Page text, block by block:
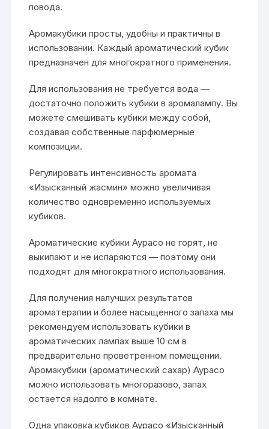
повода.
Аромакубики просты, удобны и практичны в
использовании. Каждый ароматический кубик
предназначен для многократного применения.
Для использования не требуется вода —
достаточно положить кубики в аромалампу. Вы
можете смешивать кубики между собой,
создавая собственные парфюмерные
композиции.
Регулировать интенсивность аромата
«Изысканный жасмин» можно увеличивая
количество одновременно используемых
кубиков.
Ароматические кубики Аурасо не горят, не
выкипают и не испаряются — поэтому они
подходят для многократного использования.
Для получения налучших результатов
ароматерапии и более насыщенного запаха мы
рекомендуем использовать кубики в
ароматических лампах выше 10 см в
предварительно проветренном помещении.
Аромакубики (ароматический сахар) Аурасо
можно использовать многоразово, запах
остается надолго в комнате.
Одна упаковка кубиков Аурасо «Изысканный